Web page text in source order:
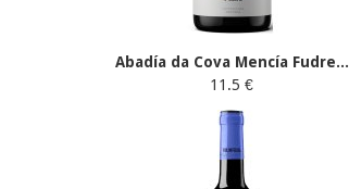
Abadía da Cova Mencía Fudre...
11.5 €